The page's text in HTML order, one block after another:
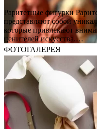
Раритетные фигурки
представляют собой
которые привлекают
ценителей искусства.…
ФОТОГАЛЕРЕЯ